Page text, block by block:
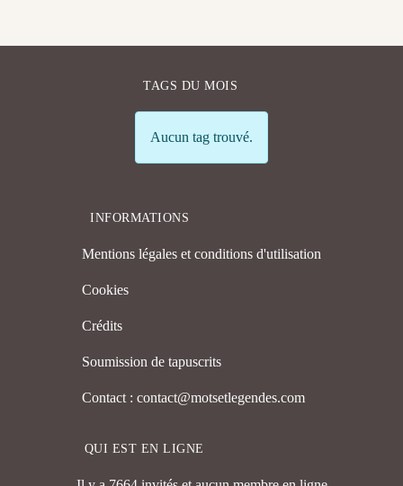
TAGS DU MOIS
Info
Aucun tag trouvé.
INFORMATIONS
Mentions légales et conditions d'utilisation
Cookies
Crédits
Soumission de tapuscrits
Contact : contact@motsetlegendes.com
QUI EST EN LIGNE